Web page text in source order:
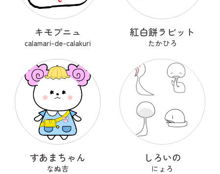
キモプニュ
calamari-de-calakuri
紅白餅ラビット
たかひろ
すあまちゃん
なぬ吉
しろいの
にょろ